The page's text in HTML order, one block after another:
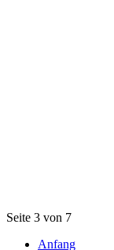
Seite 3 von 7
Anfang